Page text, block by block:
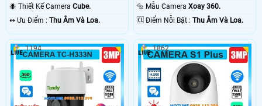
Starlight.
🐜 Thiết Kế Camera Cube.
️↭ Ưu Điểm : Thu Âm Và Loa.
20m Có Màu Ban Ðêm.
🔩 Mẫu CameraXoay 360.
️🆑 Điểm Nỗi Bật :Thu Âm Và Loa.
1194 1862